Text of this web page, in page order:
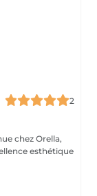
2
esthétique